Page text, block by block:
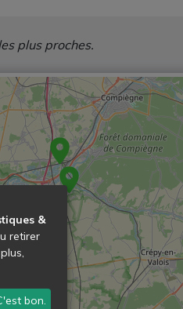
plus proches.
&
retirer
bon.